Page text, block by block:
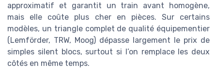
approximatif et garantit un train avant homogène,
mais elle coûte plus cher en pièces. Sur certains
modèles, un triangle complet de qualité équipementier
(Lemförder, TRW, Moog) dépasse largement le prix de
simples silent blocs, surtout si l’on remplace les deux
côtés en même temps.